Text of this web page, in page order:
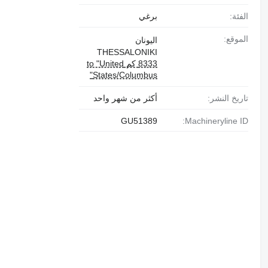
الفئة: برغي
الموقع:
اليونان
THESSALONIKI
8333 كم to "United
States/Columbus"
تاريخ النشر: أكثر من شهر واحد
Machineryline ID:
GU51389